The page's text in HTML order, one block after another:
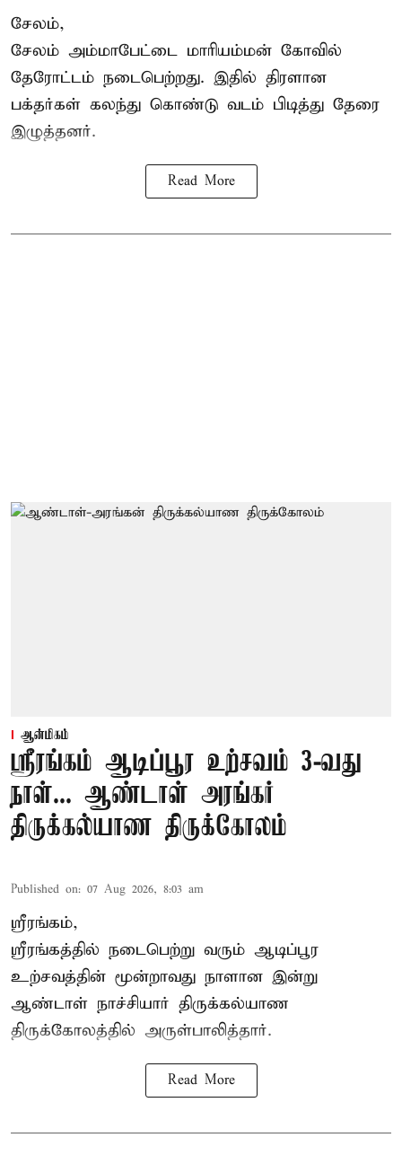
சேலம்,
சேலம் அம்மாபேட்டை மாரியம்மன் கோவில்
தேரோட்டம் நடைபெற்றது. இதில் திரளான
பக்தர்கள் கலந்து கொண்டு வடம் பிடித்து தேரை
இழுத்தனர்.
Read More
ஆன்மிகம்
ஸ்ரீரங்கம் ஆடிப்பூர உற்சவம் 3-வது
நாள்... ஆண்டாள் அரங்கர்
திருக்கல்யாண திருக்கோலம்
Published on: 07 Aug 2026, 8:03 am
ஸ்ரீரங்கம்,
ஸ்ரீரங்கத்தில் நடைபெற்று வரும் ஆடிப்பூர
உற்சவத்தின் மூன்றாவது நாளான இன்று
ஆண்டாள் நாச்சியார் திருக்கல்யாண
திருக்கோலத்தில் அருள்பாலித்தார்.
Read More